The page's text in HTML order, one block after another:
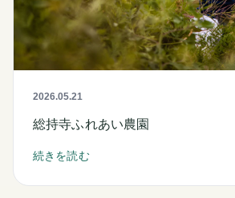
2026.05.21
総持寺ふれあい農園
続きを読む